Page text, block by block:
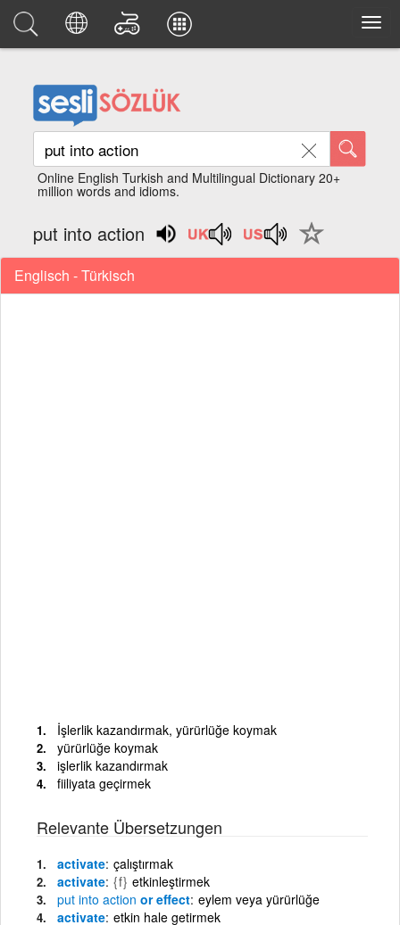
Online English Turkish and Multilingual Dictionary 20+
million words and idioms.
put into action
Englisch - Türkisch
İşlerlik kazandırmak, yürürlüğe koymak
yürürlüğe koymak
işlerlik kazandırmak
fiiliyata geçirmek
Relevante Übersetzungen
activate çalıştırmak
activate {f} etkinleştirmek
put into action or effect eylem veya yürürlüğe
activate etkin hale getirmek